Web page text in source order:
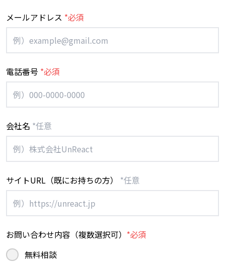
メールアドレス *必須
電話番号 *必須
会社名 *任意
サイトURL（既にお持ちの方） *任意
お問い合わせ内容（複数選択可） *必須
無料相談